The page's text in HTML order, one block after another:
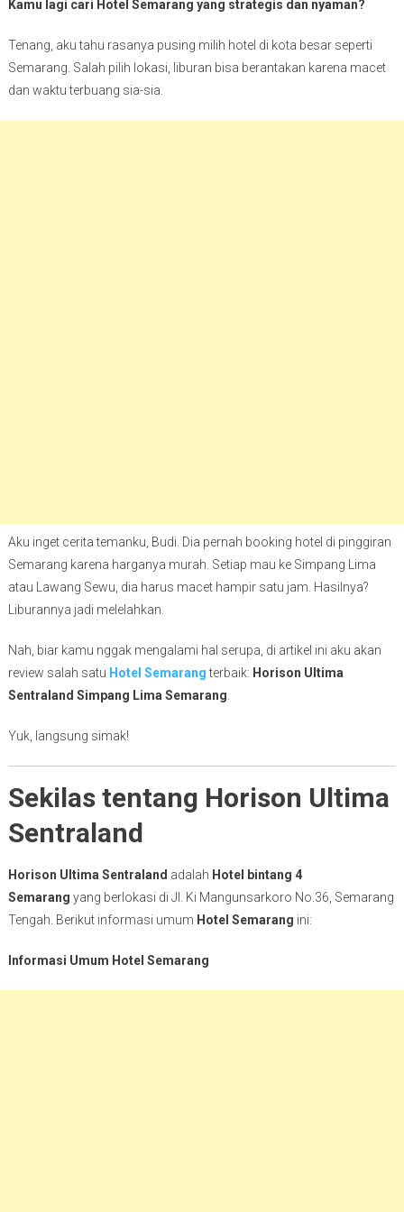
Kamu lagi cari Hotel Semarang yang strategis dan nyaman?
Tenang, aku tahu rasanya pusing milih hotel di kota besar seperti
Semarang. Salah pilih lokasi, liburan bisa berantakan karena macet
dan waktu terbuang sia-sia.
Aku inget cerita temanku, Budi. Dia pernah booking hotel di pinggiran
Semarang karena harganya murah. Setiap mau ke Simpang Lima
atau Lawang Sewu, dia harus macet hampir satu jam. Hasilnya?
Liburannya jadi melelahkan.
Nah, biar kamu nggak mengalami hal serupa, di artikel ini aku akan
review salah satu Hotel Semarangterbaik: Horison Ultima
Sentraland Simpang Lima Semarang
Yuk, langsung simak!
Sekilas tentang Horison Ultima
Sentraland
Horison Ultima Sentraland adalah Hotel bintang 4
Semarang yang berlokasi di Jl. Ki Mangunsarkoro No.36, Semarang
Tengah. Berikut informasi umum Hotel Semarang ini:
Informasi Umum Hotel Semarang